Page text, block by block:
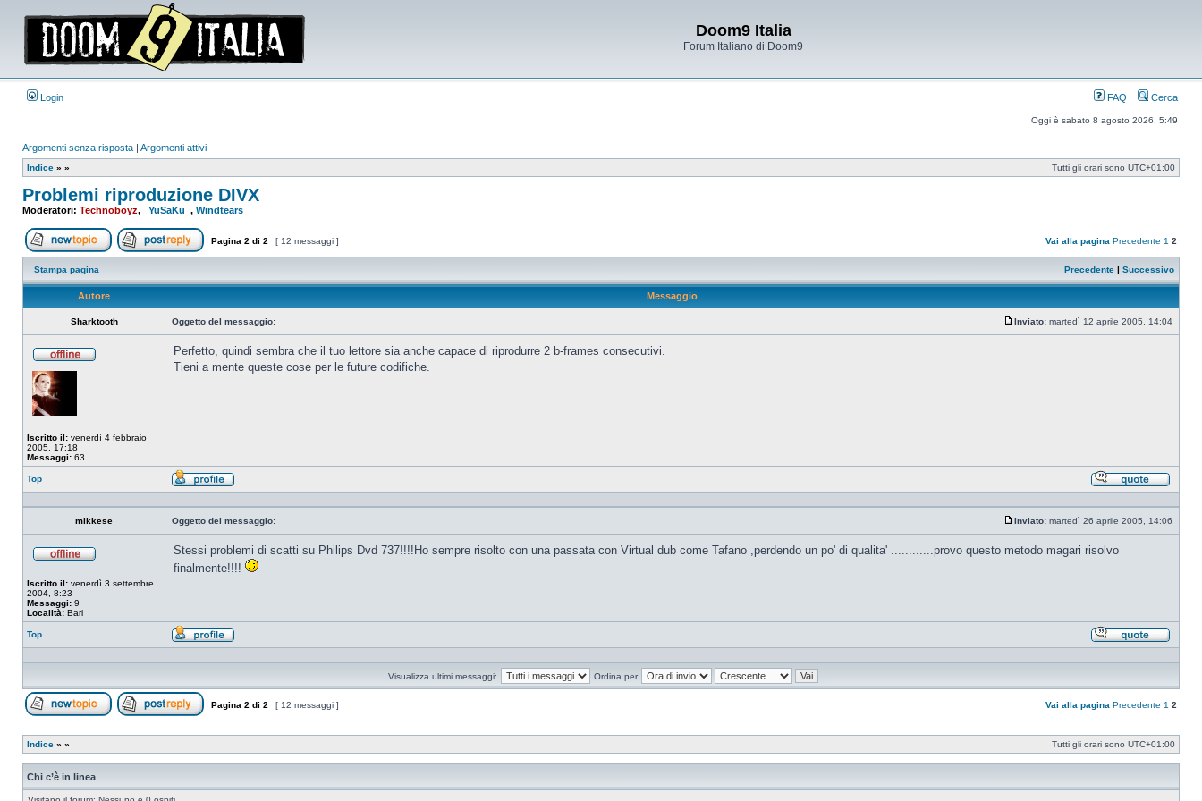
Doom9 Italia
Forum Italiano di Doom9
Login FAQ Cerca
Oggi è sabato 8 agosto 2026, 5:49
Argomenti senza risposta | Argomenti attivi
Indice » » Tutti gli orari sono UTC+01:00
Problemi riproduzione DIVX
Moderatori: Technoboyz, _YuSaKu_ , Windtears
Apri un nuovo argomentoRispondi all’argomento
Pagina 2 di 2 [ 12 messaggi ] Vai alla pagina Precedente 1 2
Stampa pagina Precedente | Successivo
Autore Messaggio
Sharktooth
Oggetto del messaggio:
Inviato: martedì 12 aprile 2005, 14:04
Iscritto il: venerdì 4 febbraio
2005, 17:18
Messaggi: 63
Perfetto, quindi sembra che il tuo lettore sia anche capace di riprodurre 2 b-frames consecutivi.
Tieni a mente queste cose per le future codifiche.
Top
Profilo
mikkese
Oggetto del messaggio:
Inviato: martedì 26 aprile 2005, 14:06
Iscritto il: venerdì 3 settembre
2004, 8:23
Messaggi: 9
Località: Bari
Stessi problemi di scatti su Philips Dvd 737!!!!Ho sempre risolto con una passata con Virtual dub come Tafano ,perdendo un po' di qualita' ............provo questo metodo magari risolvo
finalmente!!!!
Top
Profilo
Visualizza ultimi messaggi:
Ordina per
Pagina 2 di 2 [ 12 messaggi ] Vai alla pagina Precedente 1 2
Indice » » Tutti gli orari sono UTC+01:00
Chi c’è in linea